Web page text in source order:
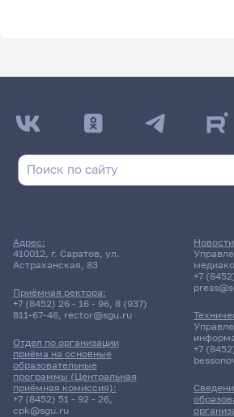
ДАТА ПОСЛЕДНЕГО
НЕ ОБНОВЛЯЛОСЬ
Адрес:
410012, г. Саратов, ул.
Астраханская, 83
Приёмная ректора:
+7 (8452) 26 - 16 - 96, 8 (937)
811-67-46, rector@sgu.ru
Отдел по организации
приёма на основные
образовательные
программы (Центральная
приёмная комиссия):
+7 (8452) 51 - 92 - 26,
cpk@sgu.ru
+7
+7